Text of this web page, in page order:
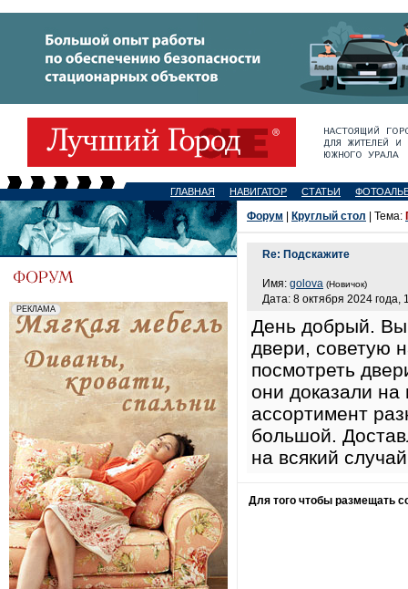
ГЛАВНАЯ НАВИГАТОР СТАТЬИ
Форум Круглый стол | Тема:
Re: Подскажите
Имя: golova (Новичок)
Дата: 8 октября 2024 года,
День добрый.
двери, советую
посмотреть
они доказали на
ассортимент
большой.
на всякий
Для того чтобы размещать